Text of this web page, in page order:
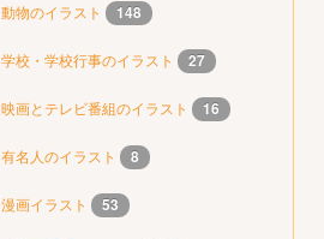
動物のイラスト 148
学校・学校行事のイラスト 27
映画とテレビ番組のイラスト 16
有名人のイラスト 8
漫画イラスト 53